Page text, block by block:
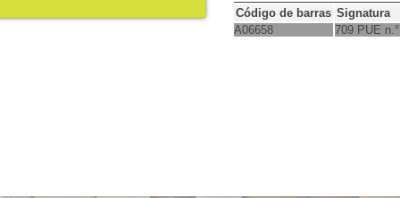
Código de barras Signatura
A06658
709 PUE